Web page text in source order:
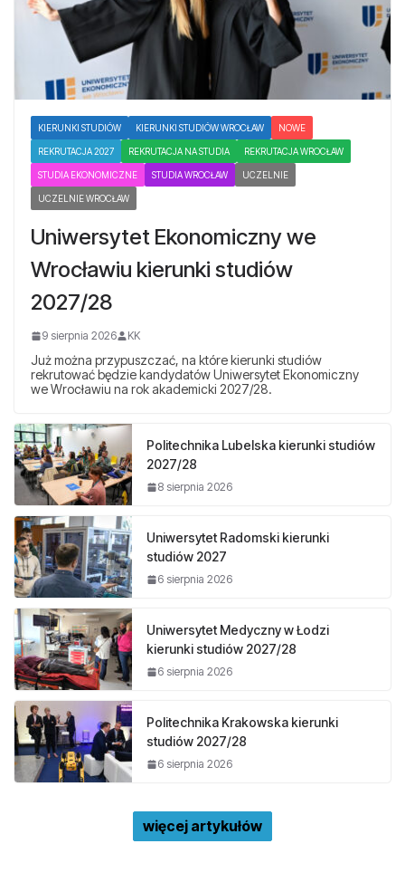
KIERUNKI STUDIÓW KIERUNKI STUDIÓW WROCŁAW NOWE
REKRUTACJA 2027 REKRUTACJA NA STUDIA REKRUTACJA WROCŁAW
STUDIA EKONOMICZNE STUDIA WROCŁAW UCZELNIE
UCZELNIE WROCŁAW
Uniwersytet Ekonomiczny we
Wrocławiu kierunki studiów
2027/28
9 sierpnia 2026 KK
Już można przypuszczać, na które kierunki studiów
rekrutować będzie kandydatów Uniwersytet Ekonomiczny
we Wrocławiu na rok akademicki 2027/28.
Politechnika Lubelska kierunki studiów
2027/28
8 sierpnia 2026
Uniwersytet Radomski kierunki
studiów 2027
6 sierpnia 2026
Uniwersytet Medyczny w Łodzi
kierunki studiów 2027/28
6 sierpnia 2026
Politechnika Krakowska kierunki
studiów 2027/28
6 sierpnia 2026
więcej artykułów